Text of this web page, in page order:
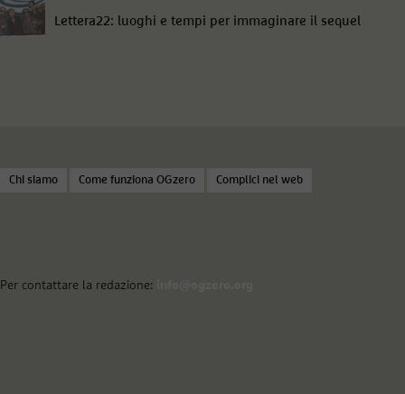
Lettera22: luoghi e tempi per immaginare il sequel
Chi siamo Come funziona OGzero Complici nel web
Per contattare la redazione: